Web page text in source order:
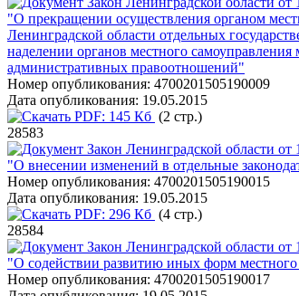
"О прекращении осуществления органом
Ленинградской области отдельных
наделении органов местного
административных правоотношений"
Номер опубликования: 4700201505190009
Дата опубликования: 19.05.2015
PDF: 145 Кб (2 стр.)
28583
Закон Ленинградской области
"О внесении изменений в отдельные
Номер опубликования: 4700201505190015
Дата опубликования: 19.05.2015
PDF: 296 Кб (4 стр.)
28584
Закон Ленинградской области
"О содействии развитию иных форм
Номер опубликования: 4700201505190017